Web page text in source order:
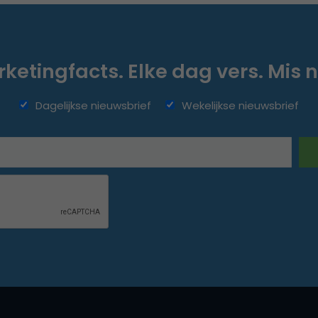
Elke dag vers. Mis
Dagelijkse nieuwsbrief Wekelijkse nieuwsbrief